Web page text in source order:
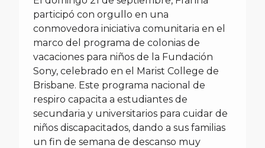
participó con orgullo en una
conmovedora iniciativa comunitaria en el
marco del programa de colonias de
vacaciones para niños de la Fundación
Sony, celebrado en el Marist College de
Brisbane. Este programa nacional de
respiro capacita a estudiantes de
secundaria y universitarios para cuidar de
niños discapacitados, dando a sus familias
un fin de semana de descanso muy